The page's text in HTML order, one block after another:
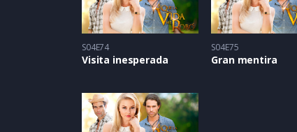
S04E74
Visita inesperada
S04E75
Gran mentira